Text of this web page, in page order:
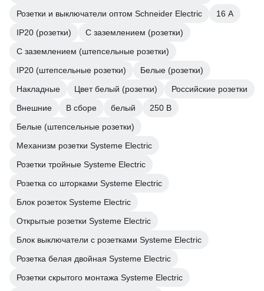
Розетки и выключатели оптом Schneider Electric
16 А
IP20 (розетки)
С заземлением (розетки)
С заземлением (штепсельные розетки)
IP20 (штепсельные розетки)
Белые (розетки)
Накладные
Цвет белый (розетки)
Российские розетки
Внешние
В сборе белый
250 В
Белые (штепсельные розетки)
Механизм розетки Systeme Electric
Розетки тройные Systeme Electric
Розетка со шторками Systeme Electric
Блок розеток Systeme Electric
Открытые розетки Systeme Electric
Блок выключатели с розетками Systeme Electric
Розетка белая двойная Systeme Electric
Розетки скрытого монтажа Systeme Electric